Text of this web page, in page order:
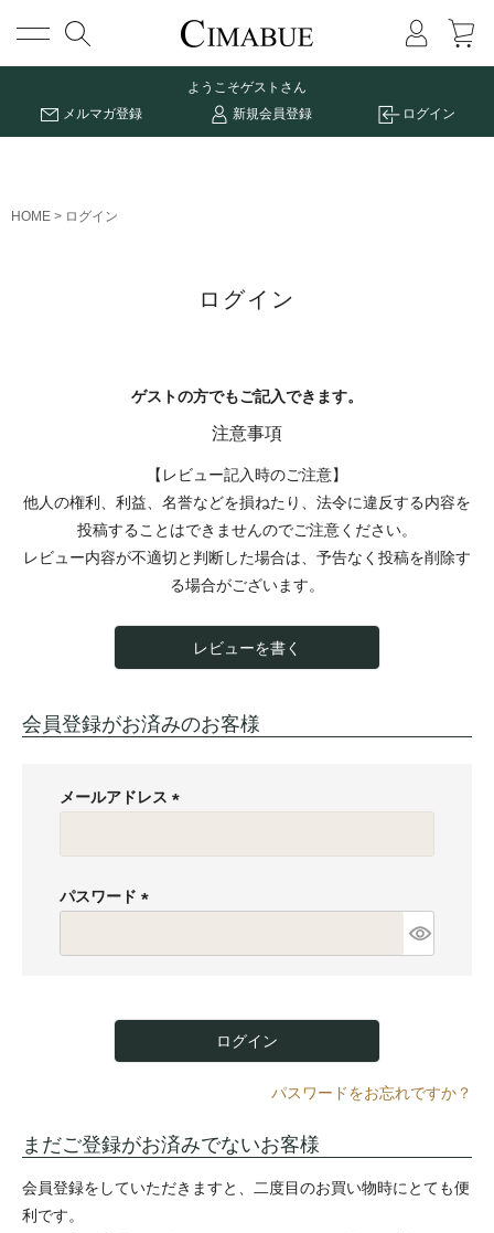
メニュー
ようこそゲストさん
メルマガ登録
新規会員登録 ログイン
HOME ログイン
ログイン
ゲストの方でもご記入できます。
注意事項
【レビュー記入時のご注意】
他人の権利、利益、名誉などを損ねたり、法令に違反する内容を
投稿することはできませんのでご注意ください。
レビュー内容が不適切と判断した場合は、予告なく投稿を削除す
る場合がございます。
レビューを書く
会員登録がお済みのお客様
メールアドレス
必
)
パスワード
必
ログイン
パスワードをお忘れですか？
まだご登録がお済みでないお客様
会員登録をしていただきますと、二度目のお買い物時にとても便
利です。